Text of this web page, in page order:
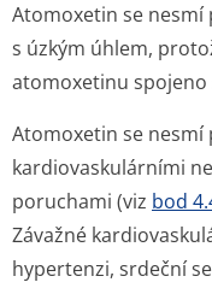
Atomoxetin se nesmí
s úzkým úhlem,
atomoxetinu spojeno
Atomoxetin se nesmí
kardiovaskulárními
poruchami (viz bod
Závažné
hypertenzi, srdeční